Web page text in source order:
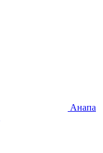
Анапа